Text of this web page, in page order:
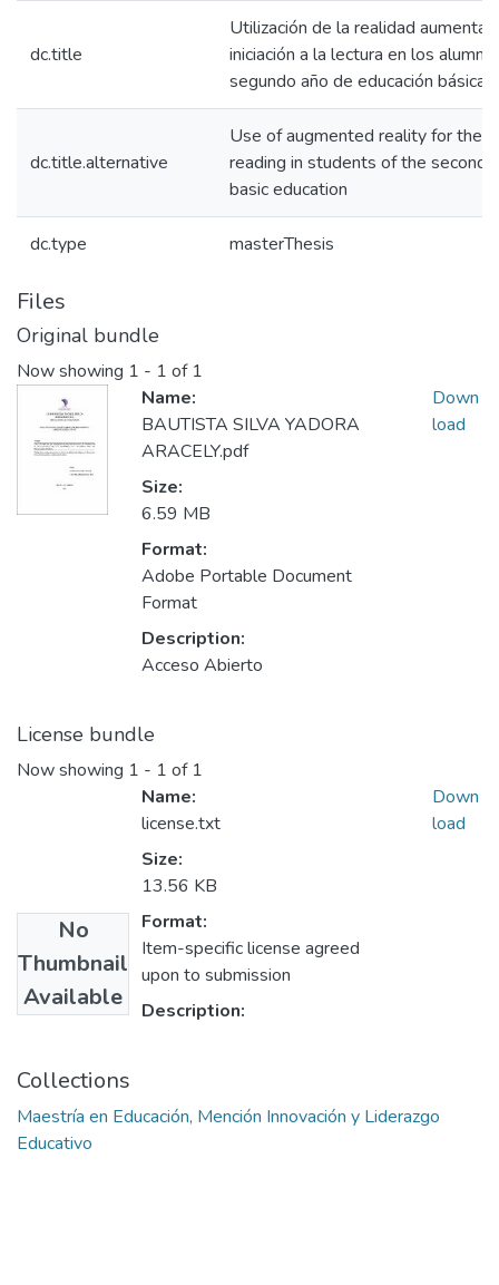
dc.title
Utilización de la realidad
iniciación a la lectura en los
segundo año de educación básica
dc.title.alternative
Use of augmented reality for the
reading in students of the second
basic education
dc.type masterThesis
Files
Original bundle
Now showing 1 - 1 of 1
Name:
BAUTISTA SILVA YADORA
ARACELY.pdf
Size:
6.59 MB
Format:
Adobe Portable Document
Format
Description:
Acceso Abierto
Down
load
License bundle
Now showing 1 - 1 of 1
No
Thumbnail
Available
Name:
license.txt
Size:
13.56 KB
Format:
Item-specific license agreed
upon to submission
Description:
Down
load
Collections
Maestría en Educación, Mención Innovación y Liderazgo
Educativo